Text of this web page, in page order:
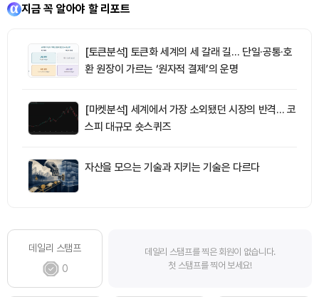
지금 꼭 알아야 할 리포트
[토큰분석] 토큰화 세계의 세 갈래 길… 단일·공통·호
환 원장이 가르는 ‘원자적 결제’의 운명
[마켓분석] 세계에서 가장 소외됐던 시장의 반격… 코
스피 대규모 숏스퀴즈
자산을 모으는 기술과 지키는 기술은 다르다
데일리 스탬프
0
데일리 스탬프를 찍은 회원이 없습니다.
첫 스탬프를 찍어 보세요!